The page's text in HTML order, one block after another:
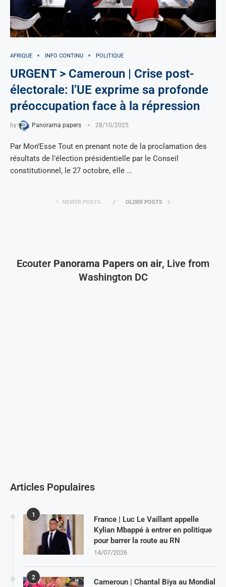
AFRIQUE INFO CONTINU POLITIQUE
URGENT > Cameroun | Crise post-
électorale: l’UE exprime sa profonde
préoccupation face à la répression
by Panorama papers 28/10/2025
Par Mon’Esse Tout en prenant note de la proclamation des
résultats de l’élection présidentielle par le Conseil
constitutionnel, le 27 octobre, elle …
NEWER POSTS OLDER POSTS
Ecouter Panorama Papers on air, Live from
Washington DC
Articles Populaires
1
France | Luc Le Vaillant appelle
Kylian Mbappé à entrer en politique
pour barrer la route au RN
14/07/2026
2
Cameroun | Chantal Biya au Mondial